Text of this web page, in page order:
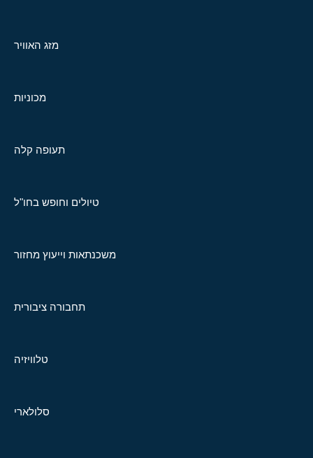
מזג האוויר
מכוניות
תעופה קלה
טיולים וחופש בחו"ל
משכנתאות וייעוץ מחזור
תחבורה ציבורית
טלוויזיה
סלולארי